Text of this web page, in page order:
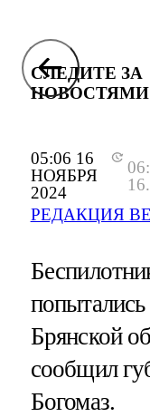
05:06 16
НОЯБРЯ
2024
РЕДАКЦИЯ
СЛЕДИТЕ ЗА
попытались
Брянской
сообщил
Богомаз.